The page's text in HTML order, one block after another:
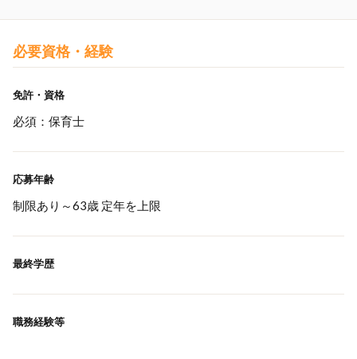
必要資格・経験
免許・資格
必須：保育士
応募年齢
制限あり～63歳 定年を上限
最終学歴
職務経験等